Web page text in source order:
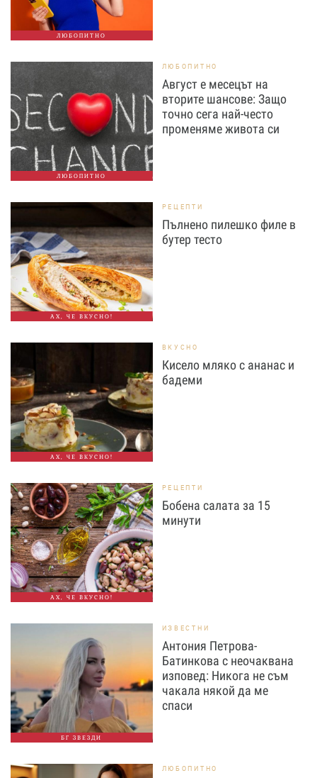
ЛЮБОПИТНО
ЛЮБОПИТНО
ЛЮБОПИТНО
Август е месецът на
вторите шансове: Защо
точно сега най-често
променяме живота си
АХ, ЧЕ ВКУСНО!
РЕЦЕПТИ
Пълнено пилешко филе в
бутер тесто
АХ, ЧЕ ВКУСНО!
ВКУСНО
Кисело мляко с ананас и
бадеми
АХ, ЧЕ ВКУСНО!
РЕЦЕПТИ
Бобена салата за 15
минути
БГ ЗВЕЗДИ
ИЗВЕСТНИ
Антония Петрова-
Батинкова с неочаквана
изповед: Никога не съм
чакала някой да ме
спаси
ЛЮБОПИТНО